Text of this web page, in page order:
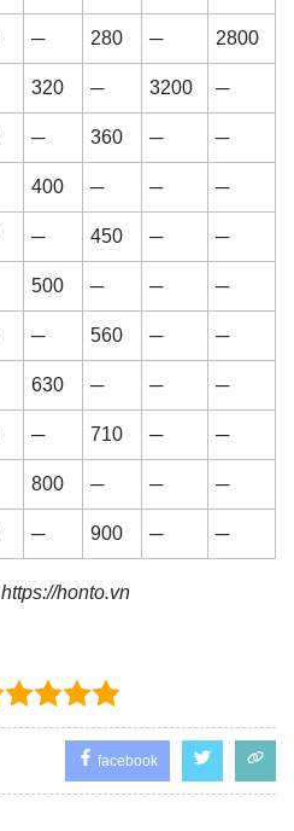
─ 280 ─ 2800
320 ─ 3200 ─
─ 360 ─ ─
400 ─ ─ ─
─ 450 ─ ─
500 ─ ­─ ─
─ 560 ─ ─
630 ─ ─ ─
─ 710 ─ ─
800 ─ ─ ─
─ 900 ─ ─
https://honto.vn
facebook